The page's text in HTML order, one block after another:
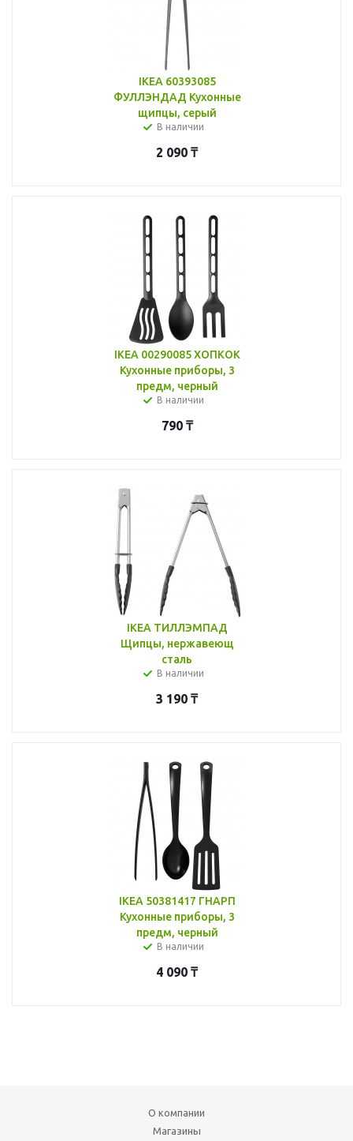
IKEA 60393085
ФУЛЛЭНДАД Кухонные
щипцы, серый
В наличии
2 090 ₸
IKEA 00290085 ХОПКОК
Кухонные приборы, 3
предм, черный
В наличии
790₸
IKEA ТИЛЛЭМПАД
Щипцы, нержавеющ
сталь
В наличии
3 190 ₸
IKEA 50381417 ГНАРП
Кухонные приборы, 3
предм, черный
В наличии
4 090 ₸
О компании
Магазины